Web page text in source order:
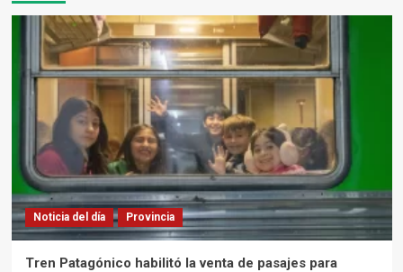
Noticia del día Provincia
Tren Patagónico habilitó la venta de pasajes para